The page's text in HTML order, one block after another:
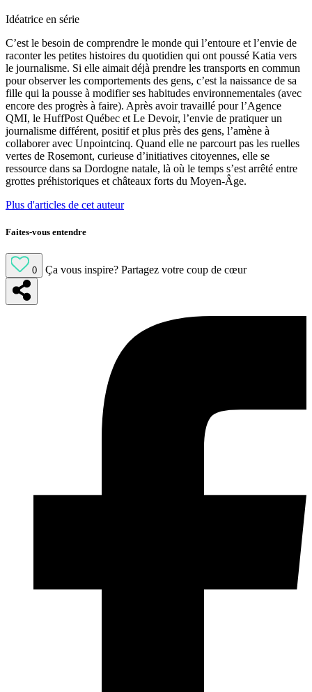
Idéatrice en série
C’est le besoin de comprendre le monde qui l’entoure et l’envie de
raconter les petites histoires du quotidien qui ont poussé Katia vers
le journalisme. Si elle aimait déjà prendre les transports en commun
pour observer les comportements des gens, c’est la naissance de sa
fille qui la pousse à modifier ses habitudes environnementales (avec
encore des progrès à faire). Après avoir travaillé pour l’Agence
QMI, le HuffPost Québec et Le Devoir, l’envie de pratiquer un
journalisme différent, positif et plus près des gens, l’amène à
collaborer avec Unpointcinq. Quand elle ne parcourt pas les ruelles
vertes de Rosemont, curieuse d’initiatives citoyennes, elle se
ressource dans sa Dordogne natale, là où le temps s’est arrêté entre
grottes préhistoriques et châteaux forts du Moyen-Âge.
Plus d'articles de cet auteur
Faites-vous entendre
0 Ça vous inspire? Partagez votre coup de cœur